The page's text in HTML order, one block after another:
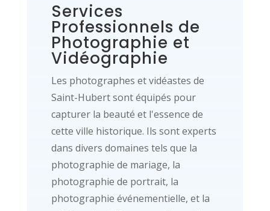
Services
Professionnels de
Photographie et
Vidéographie
Les photographes et vidéastes de
Saint-Hubert sont équipés pour
capturer la beauté et l'essence de
cette ville historique. Ils sont experts
dans divers domaines tels que la
photographie de mariage, la
photographie de portrait, la
photographie événementielle, et la